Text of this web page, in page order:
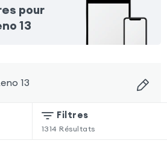
pour
13
13
Filtres
1314 Résultats